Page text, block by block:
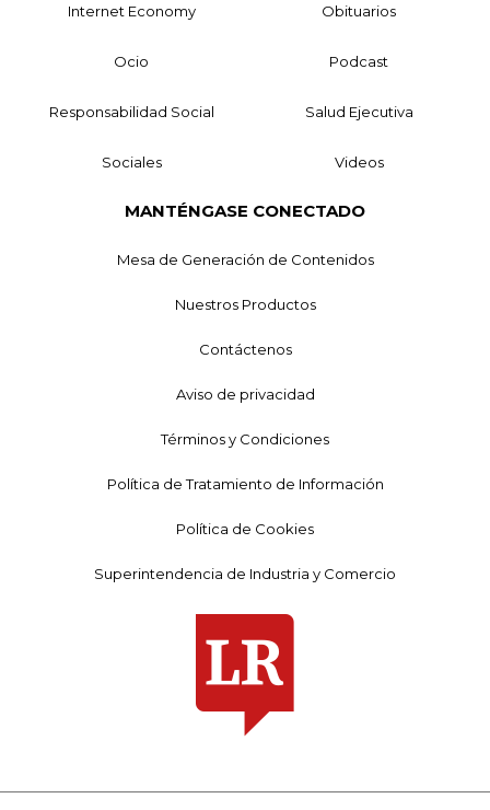
Internet Economy Obituarios
Ocio Podcast
Responsabilidad Social Salud Ejecutiva
Sociales Videos
MANTÉNGASE CONECTADO
Mesa de Generación de Contenidos
Nuestros Productos
Contáctenos
Aviso de privacidad
Términos y Condiciones
Política de Tratamiento de Información
Política de Cookies
Superintendencia de Industria y Comercio